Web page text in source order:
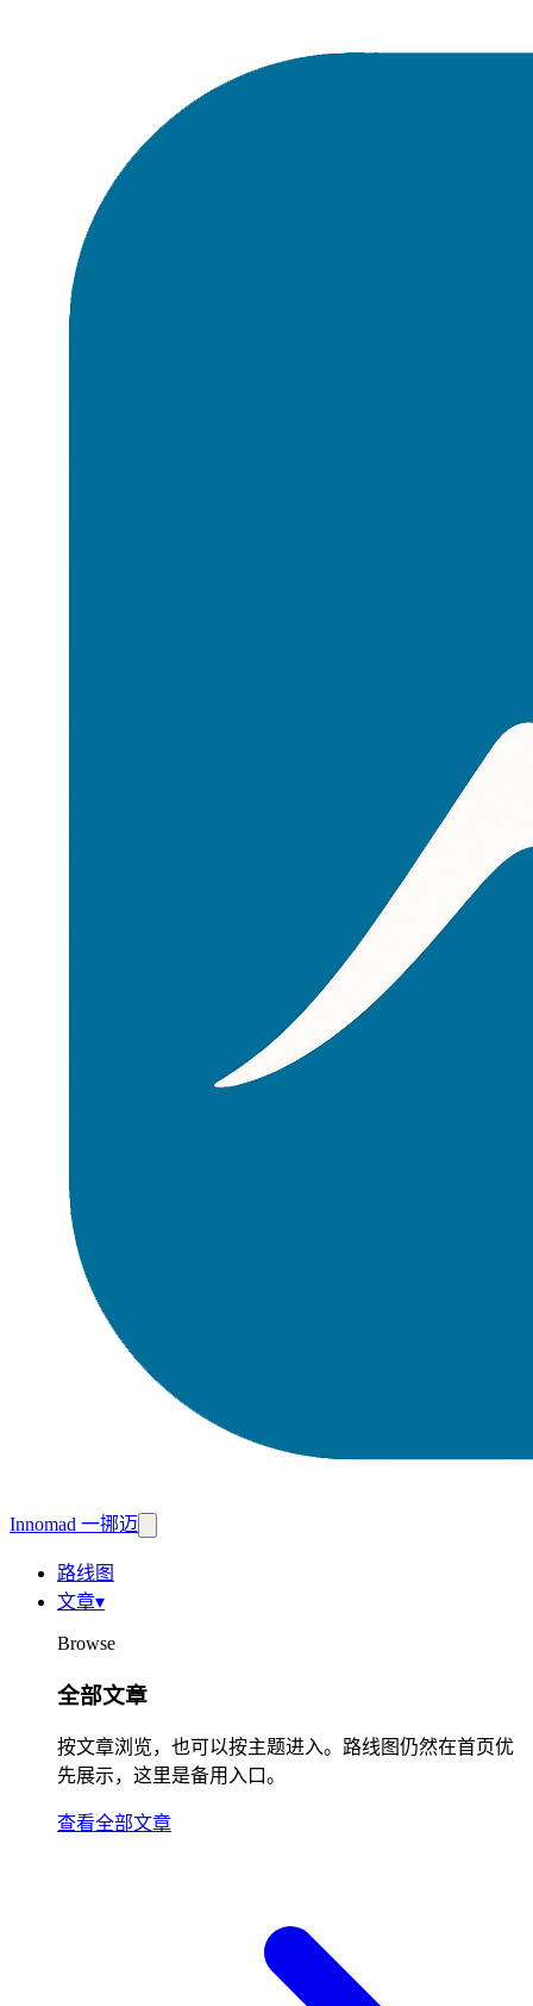
Innomad 一挪迈
路线图
文章▾
Browse
全部文章
按文章浏览，也可以按主题进入。路线图仍然在首页优
先展示，这里是备用入口。
查看全部文章